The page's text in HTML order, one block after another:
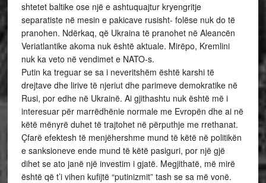
shtetet baltike ose një e ashtuquajtur kryengritje
separatiste në mesin e pakicave rusisht- folëse nuk do të
pranohen. Ndërkaq, që Ukraina të pranohet në Aleancën
Veriatlantike akoma nuk është aktuale. Mirëpo, Kremlini
nuk ka veto në vendimet e NATO-s.
Putin ka treguar se sa i neveritshëm është karshi të
drejtave dhe lirive të njeriut dhe parimeve demokratike në
Rusi, por edhe në Ukrainë. Ai gjithashtu nuk është më i
interesuar për marrëdhënie normale me Evropën dhe ai në
këtë mënyrë duhet të trajtohet në përputhje me rrethanat.
Çfarë efektesh të menjëhershme mund të këtë në politikën
e sanksioneve ende mund të këtë pasiguri, por një gjë
dihet se ato janë një investim i gjatë. Megjithatë, më mirë
është që t’i vihen kufijtë “putinizmit” tash se sa më vonë.